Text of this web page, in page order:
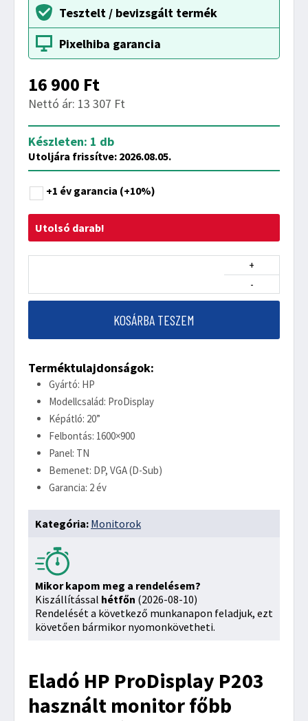
Tesztelt / bevizsgált termék
Pixelhiba garancia
16 900 Ft
Nettó ár: 13 307 Ft
Készleten: 1 db
Utoljára frissítve: 2026.08.05.
+1 év garancia (+10%)
Utolsó darab!
-
+
KOSÁRBA TESZEM
Terméktulajdonságok:
Gyártó: HP
Modellcsalád: ProDisplay
Képátló: 20”
Felbontás: 1600×900
Panel: TN
Bemenet: DP, VGA (D-Sub)
Garancia: 2 év
Kategória: Monitorok
Mikor kapom meg a rendelésem?
Kiszállítással hétfőn (2026-08-10)
Rendelését a következő munkanapon feladjuk, ezt
követően bármikor nyomonkövetheti.
Eladó HP ProDisplay P203
használt monitor főbb